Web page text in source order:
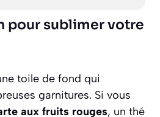
pour sublimer votre
toile de fond qui
garnitures. Si vous
aux fruits rouges, un thé